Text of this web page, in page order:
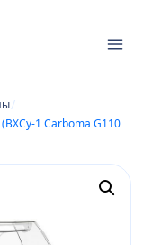
/
1 Carboma G110